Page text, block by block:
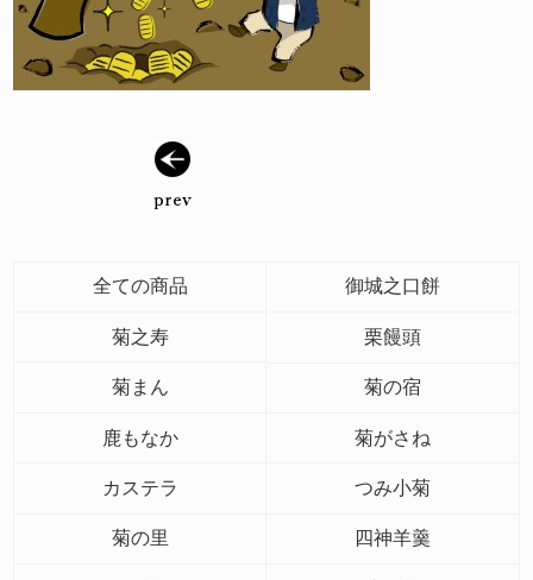
全ての商品 御城之口餅
菊之寿 栗饅頭
菊まん 菊の宿
鹿もなか 菊がさね
カステラ つみ小菊
菊の里 四神羊羹